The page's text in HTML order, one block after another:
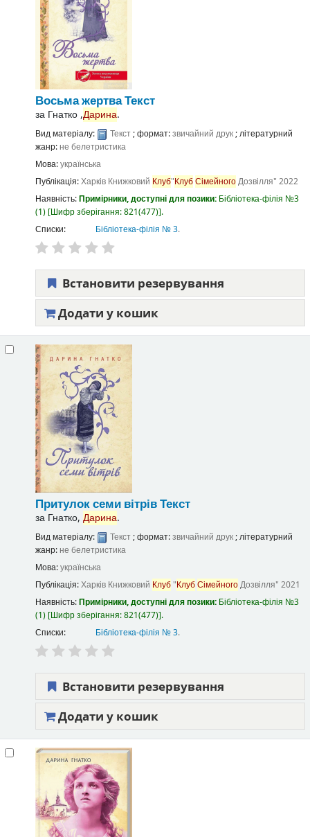
Восьма жертваТекст
за Гнатко ,Дарина.
Вид матеріалу: Текст; формат:звичайний друк; літературний
жанр:не белетристика
Мова:українська
Публікація:Харків Книжковий Клуб"КлубСімейногоДозвілля" 2022
Наявність:Примірники, доступні для позики: Бібліотека-філія №3
(1) Шифр зберігання:821(477) .
Списки:
Бібліотека-філія № 3.
Встановити резервування
Додати у кошик
Притулок семи вітрівТекст
за Гнатко, Дарина.
Вид матеріалу: Текст; формат:звичайний друк; літературний
жанр: не белетристика
Мова:українська
Публікація:Харків Книжковий Клуб"КлубСімейногоДозвілля" 2021
Наявність:Примірники, доступні для позики: Бібліотека-філія №3
(1) Шифр зберігання:821(477) .
Списки:
Бібліотека-філія № 3.
Встановити резервування
Додати у кошик